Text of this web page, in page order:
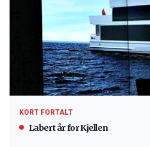
KORT FORTALT
Labert år for Kjellen